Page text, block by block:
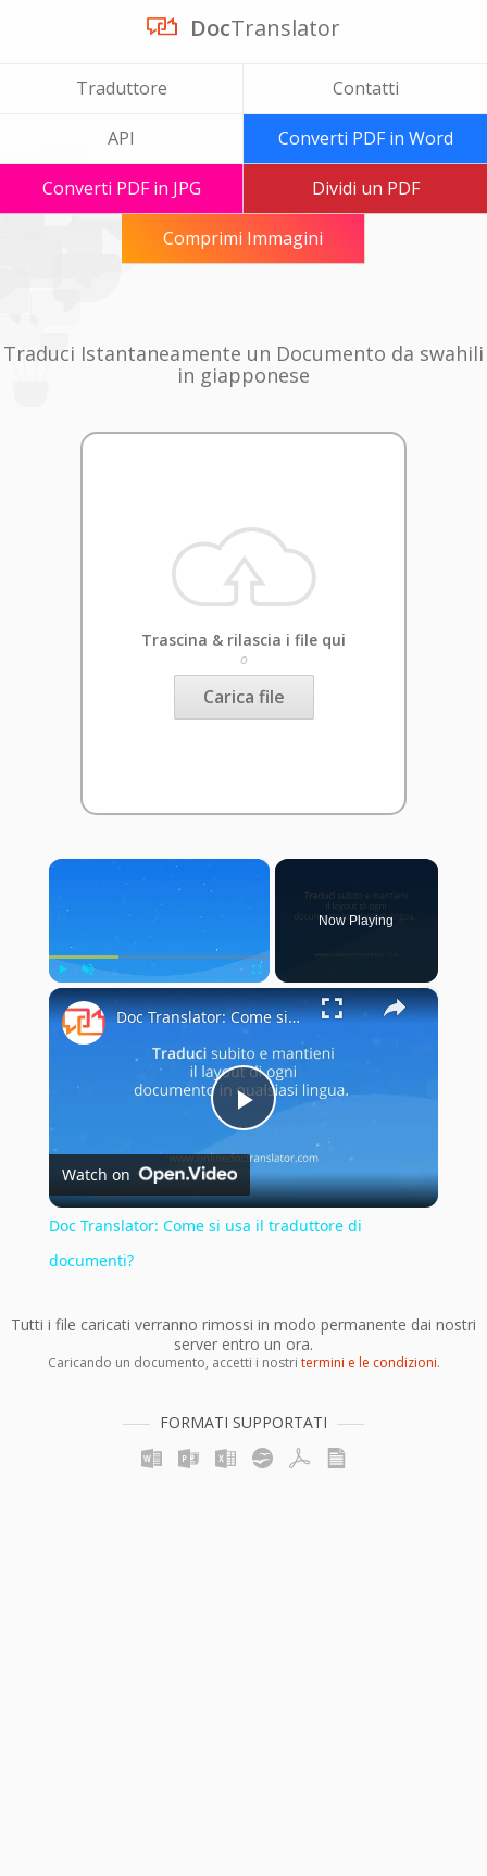
DocTranslator
Traduttore Contatti
API Converti PDF in Word
Converti PDF in JPG Dividi un PDF
Comprimi Immagini
Traduci Istantaneamente un Documento da swahili
in giapponese
Trascina & rilascia i file qui
o
Carica file
×
Play Unmute Fullscreen
Now Playing
×
Play
Video
Doc Translator: Come si usa il traduttore di documenti?
Watch on
Doc Translator: Come si usa il traduttore di
documenti?
Tutti i file caricati verranno rimossi in modo permanente dai nostri
server entro un ora.
Caricando un documento, accetti i nostri termini e le condizioni.
FORMATI SUPPORTATI